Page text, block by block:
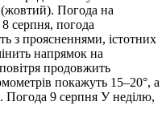
(жовтий). Погода на
серпня, погода
з проясненнями, істотних
напрямок на
продовжить
покажуть 15–20°, а
Погода 9 серпня У неділю,